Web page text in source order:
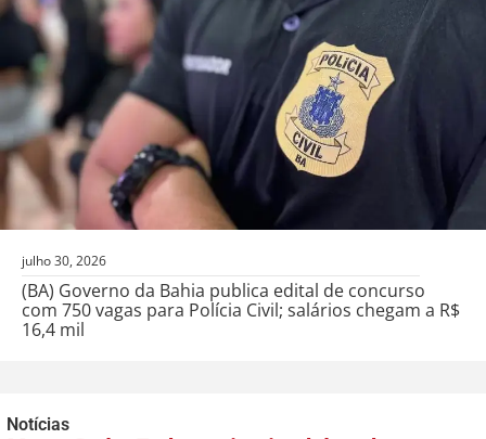
julho 30, 2026
(BA) Governo da Bahia publica edital de concurso
com 750 vagas para Polícia Civil; salários chegam a R$
16,4 mil
Notícias